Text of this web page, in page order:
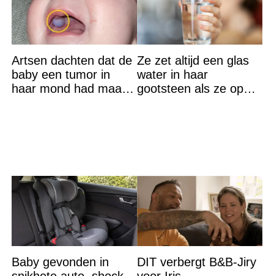
Artsen dachten dat de
baby een tumor in
haar mond had maar
Ze zet altijd een glas
water in haar
gootsteen als ze op
Baby gevonden in
DIT verbergt B&B-Jiry